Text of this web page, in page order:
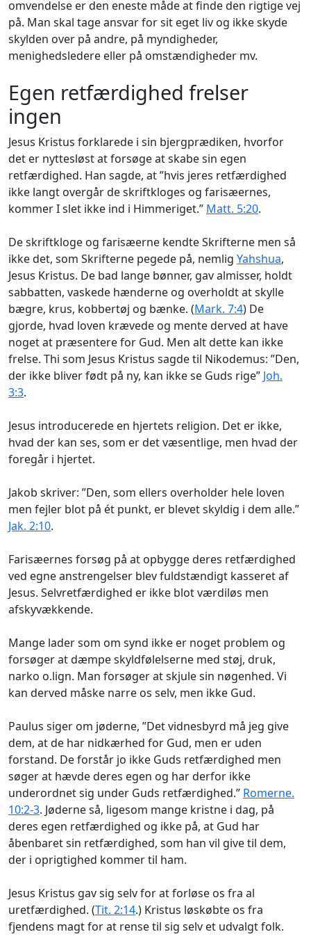
omvendelse er den eneste måde at finde den rigtige vej
på. Man skal tage ansvar for sit eget liv og ikke skyde
skylden over på andre, på myndigheder,
menighedsledere eller på omstændigheder mv.
Egen retfærdighed frelser
ingen
Jesus Kristus forklarede i sin bjergprædiken, hvorfor
det er nyttesløst at forsøge at skabe sin egen
retfærdighed. Han sagde, at ”hvis jeres retfærdighed
ikke langt overgår de skriftkloges og farisæernes,
kommer I slet ikke ind i Himmeriget.” Matt. 5:20.
De skriftkloge og farisæerne kendte Skrifterne men så
ikke det, som Skrifterne pegede på, nemlig Yahshua,
Jesus Kristus. De bad lange bønner, gav almisser, holdt
sabbatten, vaskede hænderne og overholdt at skylle
bægre, krus, kobbertøj og bænke. (Mark. 7:4) De
gjorde, hvad loven krævede og mente derved at have
noget at præsentere for Gud. Men alt dette kan ikke
frelse. Thi som Jesus Kristus sagde til Nikodemus: ”Den,
der ikke bliver født på ny, kan ikke se Guds rige” Joh.
3:3.
Jesus introducerede en hjertets religion. Det er ikke,
hvad der kan ses, som er det væsentlige, men hvad der
foregår i hjertet.
Jakob skriver: ”Den, som ellers overholder hele loven
men fejler blot på ét punkt, er blevet skyldig i dem alle.”
Jak. 2:10.
Farisæernes forsøg på at opbygge deres retfærdighed
ved egne anstrengelser blev fuldstændigt kasseret af
Jesus. Selvretfærdighed er ikke blot værdiløs men
afskyvækkende.
Mange lader som om synd ikke er noget problem og
forsøger at dæmpe skyldfølelserne med støj, druk,
narko o.lign. Man forsøger at skjule sin nøgenhed. Vi
kan derved måske narre os selv, men ikke Gud.
Paulus siger om jøderne, ”Det vidnesbyrd må jeg give
dem, at de har nidkærhed for Gud, men er uden
forstand. De forstår jo ikke Guds retfærdighed men
søger at hævde deres egen og har derfor ikke
underordnet sig under Guds retfærdighed.” Romerne.
10:2-3. Jøderne så, ligesom mange kristne i dag, på
deres egen retfærdighed og ikke på, at Gud har
åbenbaret sin retfærdighed, som han vil give til dem,
der i oprigtighed kommer til ham.
Jesus Kristus gav sig selv for at forløse os fra al
uretfærdighed. (Tit. 2:14.) Kristus løskøbte os fra
fjendens magt for at rense til sig selv et udvalgt folk.